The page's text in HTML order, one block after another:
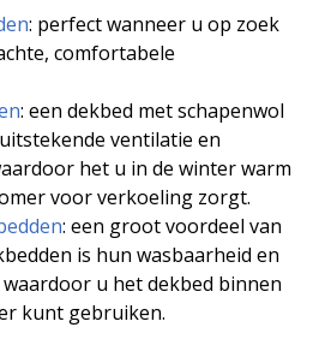
: perfect wanneer u op zoek
comfortabele
: een dekbed met schapenwol
ventilatie en
het u in de winter warm
voor verkoeling zorgt.
: een groot voordeel van
is hun wasbaarheid en
u het dekbed binnen
kunt gebruiken.